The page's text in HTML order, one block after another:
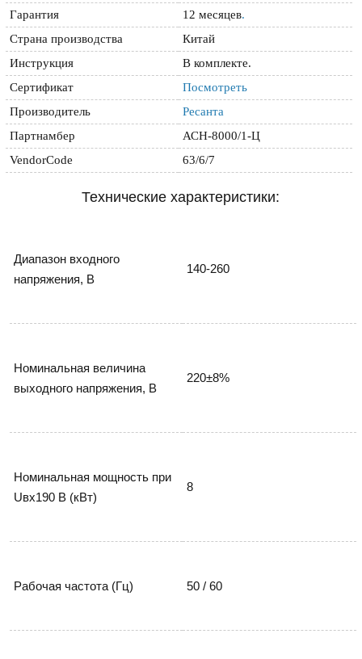
Гарантия
12 месяцев.
Страна производства
Китай
Инструкция
В комплекте.
Сертификат
Посмотреть
Производитель
Ресанта
Партнамбер
АСН-8000/1-Ц
VendorCode
63/6/7
Технические характеристики:
Диапазон входного
напряжения, В
140-260
Номинальная величина
выходного напряжения, В
220±8%
Номинальная мощность при
Uвх190 В (кВт)
8
Рабочая частота (Гц) 50 / 60